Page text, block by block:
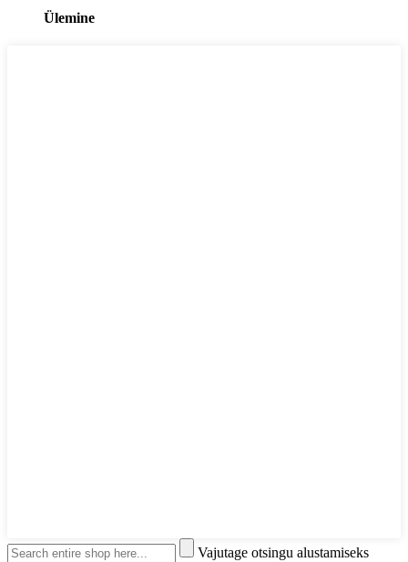
Ülemine
Vajutage otsingu alustamiseks